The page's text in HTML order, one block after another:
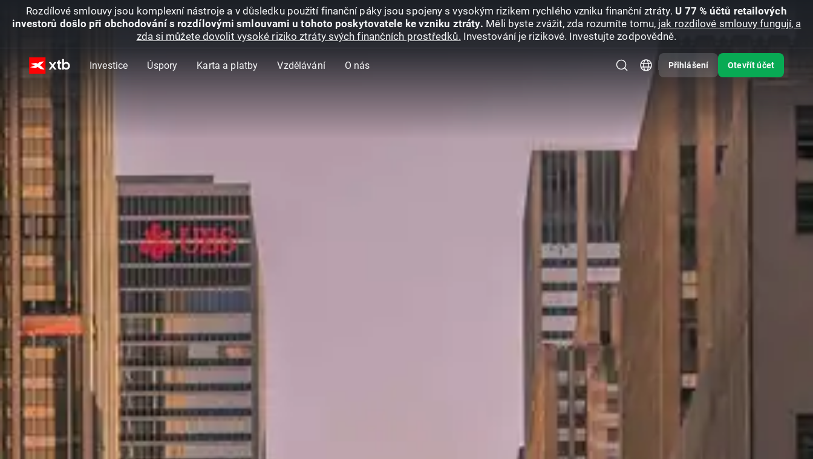
Rozdílové smlouvy jsou komplexní nástroje a v důsledku použití finanční páky jsou spojeny s vysokým rizikem rychlého vzniku finanční ztráty. U 77 % účtů retailových
investorů došlo při obchodování s rozdílovými smlouvami u tohoto poskytovatele ke vzniku ztráty. Měli byste zvážit, zda rozumíte tomu, jak rozdílové smlouvy fungují, a
zda si můžete dovolit vysoké riziko ztráty svých finančních prostředků. Investování je rizikové. Investujte zodpovědně.
Investice Úspory Karta a platby Vzdělávání O nás Přihlášení Otevřít účet